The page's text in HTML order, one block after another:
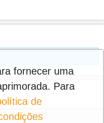
fornecer uma
Para
de